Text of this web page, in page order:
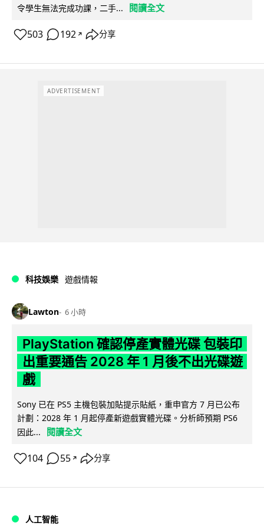
令學生無法完成功課，二手...
閱讀全文
503 192 ↗ 分享
ADVERTISEMENT
科技娛樂 遊戲情報
Lawton 6 小時
PlayStation 確認停產實體光碟 包裝印
出重要通告 2028 年 1 月後不出光碟遊
戲
Sony 已在 PS5 主機包裝加貼提示貼紙，重申官方 7 月已公布
計劃：2028 年 1 月起停產新遊戲實體光碟。分析師預期 PS6
因此...
閱讀全文
104 55 ↗ 分享
人工智能